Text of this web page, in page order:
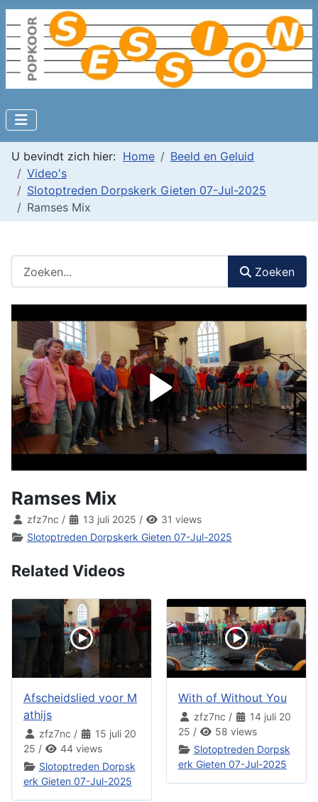
U bevindt zich hier: Home
Beeld en Geluid
Video's
Slotoptreden Dorpskerk Gieten 07-Jul-2025
Ramses Mix
Zoeken
Ramses Mix
zfz7nc / 13 juli 2025 /
31 views
Slotoptreden Dorpskerk Gieten 07-Jul-2025
Related Videos
Afscheidslied voor M
athijs
zfz7nc /
15 juli 20
25 /
44 views
Slotoptreden Dorpsk
erk Gieten 07-Jul-2025
With of Without You
zfz7nc /
14 juli 20
25 /
58 views
Slotoptreden Dorpsk
erk Gieten 07-Jul-2025